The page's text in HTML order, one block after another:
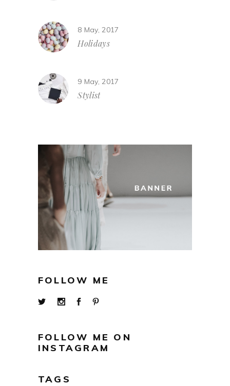
8 May, 2017
Holidays
9 May, 2017
Stylist
FOLLOW ME
FOLLOW ME ON
INSTAGRAM
TAGS